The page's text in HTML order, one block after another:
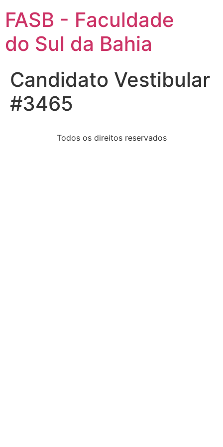
FASB - Faculdade
do Sul da Bahia
Candidato Vestibular
#3465
Todos os direitos reservados